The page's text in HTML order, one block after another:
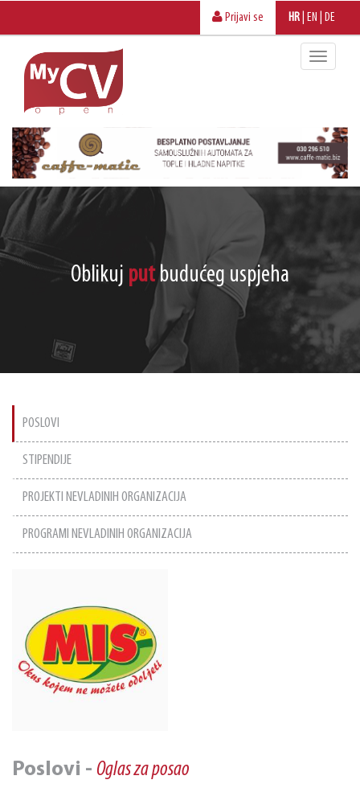
HR EN DE
Prijavi se
Oblikuj putbudućeg uspjeha
POSLOVI
STIPENDIJE
PROJEKTI NEVLADINIH ORGANIZACIJA
PROGRAMI NEVLADINIH ORGANIZACIJA
Poslovi - Oglas za posao